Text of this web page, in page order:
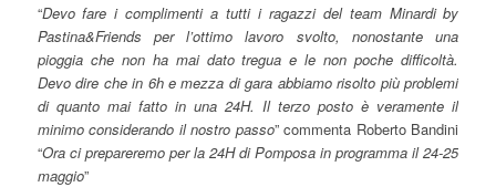
“Devo fare i complimenti a tutti i ragazzi del team Minardi by
Pastina&Friends per l’ottimo lavoro svolto, nonostante una
pioggia che non ha mai dato tregua e le non poche difficoltà.
Devo dire che in 6h e mezza di gara abbiamo risolto più problemi
di quanto mai fatto in una 24H. Il terzo posto è veramente il
minimo considerando il nostro passo” commenta Roberto Bandini
“Ora ci prepareremo per la 24H di Pomposa in programma il 24-25
maggio”